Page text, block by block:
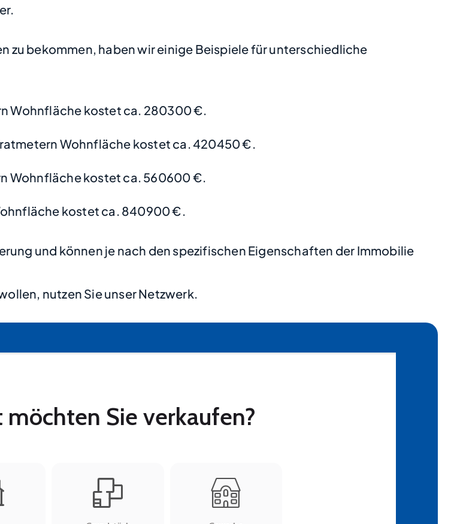
zu bekommen, haben wir einige Beispiele für unterschiedliche
Wohnfläche kostet ca. 280300 €.
Wohnfläche kostet ca. 420450 €.
Wohnfläche kostet ca. 560600 €.
kostet ca. 840900 €.
und können je nach den spezifischen Eigenschaften der Immobilie
nutzen Sie unser Netzwerk.